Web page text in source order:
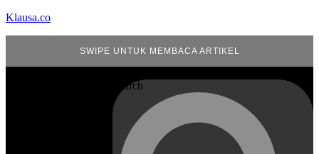
Klausa.co
SWIPE UNTUK MEMBACA ARTIKEL
Search